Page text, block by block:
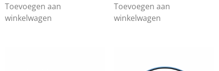
Toevoegen aan
winkelwagen
Toevoegen aan
winkelwagen